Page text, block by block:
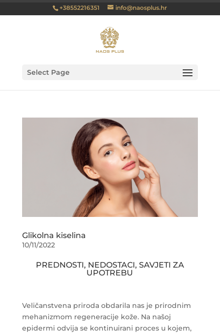
+38552216351 info@naosplus.hr
Select Page
Glikolna kiselina
10/11/2022
PREDNOSTI, NEDOSTACI, SAVJETI ZA
UPOTREBU
Veličanstvena priroda obdarila nas je prirodnim
mehanizmom regeneracije kože. Na našoj
epidermi odvija se kontinuirani proces u kojem,